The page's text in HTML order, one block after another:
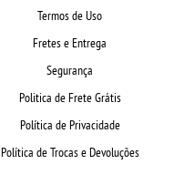
Termos de Uso
Fretes e Entrega
Segurança
Politica de Frete Grátis
Política de Privacidade
Política de Trocas e Devoluções